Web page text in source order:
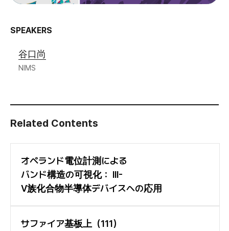
SPEAKERS
谷口尚
NIMS
Related Contents
オペランド電位計測による
バンド構造の可視化： III-
V族化合物半導体デバイスへの応用
サファイア基板上（111）